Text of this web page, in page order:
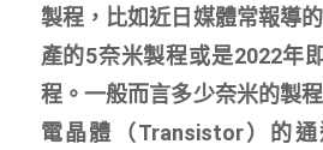
製程，比如近日媒體常報導
產的5奈米製程或是2022年
程。一般而言多少奈米的製
電晶體（Transistor）的通